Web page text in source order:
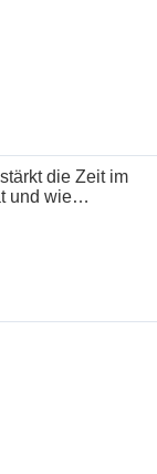
die Zeit im
und wie
weiter?